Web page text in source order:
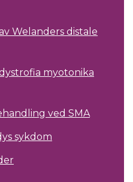
Welanders distale
myotonika
ved SMA
sykdom